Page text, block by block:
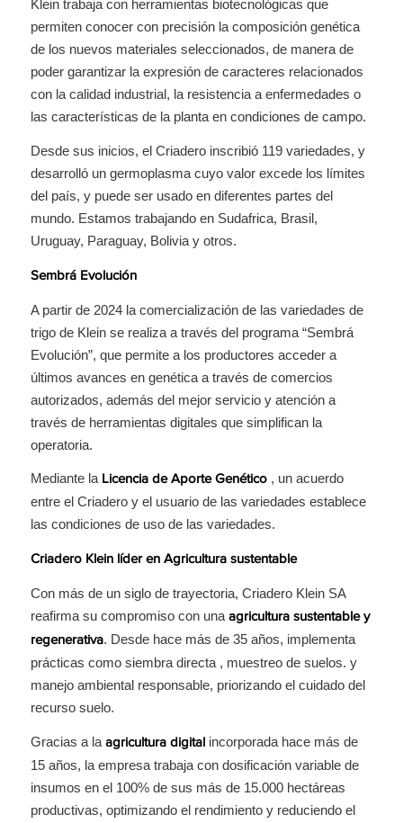
Klein trabaja con herramientas biotecnológicas que
permiten conocer con precisión la composición genética
de los nuevos materiales seleccionados, de manera de
poder garantizar la expresión de caracteres relacionados
con la calidad industrial, la resistencia a enfermedades o
las características de la planta en condiciones de campo.
Desde sus inicios, el Criadero inscribió 119 variedades, y
desarrolló un germoplasma cuyo valor excede los límites
del país, y puede ser usado en diferentes partes del
mundo. Estamos trabajando en Sudafrica, Brasil,
Uruguay, Paraguay, Bolivia y otros.
Sembrá Evolución
A partir de 2024 la comercialización de las variedades de
trigo de Klein se realiza a través del programa “Sembrá
Evolución”, que permite a los productores acceder a
últimos avances en genética a través de comercios
autorizados, además del mejor servicio y atención a
través de herramientas digitales que simplifican la
operatoria.
Mediante la Licencia de Aporte Genético, un acuerdo
entre el Criadero y el usuario de las variedades establece
las condiciones de uso de las variedades.
Criadero Klein líder en Agricultura sustentable
Con más de un siglo de trayectoria, Criadero Klein SA
reafirma su compromiso con una agricultura sustentable y
regenerativa. Desde hace más de 35 años, implementa
prácticas como siembra directa , muestreo de suelos. y
manejo ambiental responsable, priorizando el cuidado del
recurso suelo.
Gracias a la agricultura digitalincorporada hace más de
15 años, la empresa trabaja con dosificación variable de
insumos en el 100% de sus más de 15.000 hectáreas
productivas, optimizando el rendimiento y reduciendo el